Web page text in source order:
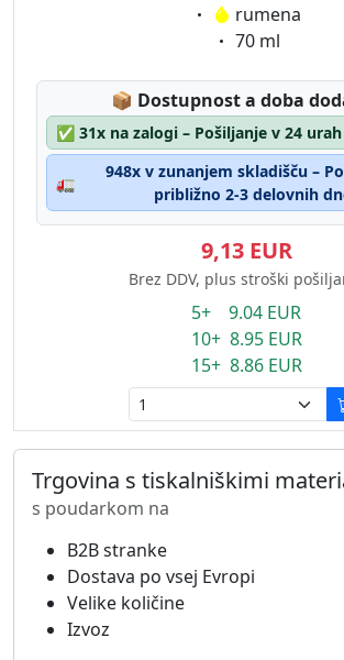
Eigenschaft:
rumena
Eigenschaft:
70 ml
📦 Lagerstatus:
Dostupnost a doba
✅ 31x na zalogi – Pošiljanje v 24 urah
🚛
948x v zunanjem skladišču –
približno 2-3 delovnih
9,13 EUR
Brez DDV, plus stroški
5+ 9.04 EUR
10+ 8.95 EUR
15+ 8.86 EUR
Trgovina s tiskalniškimi
s poudarkom na
B2B stranke
Dostava po vsej Evropi
Velike količine
Izvoz